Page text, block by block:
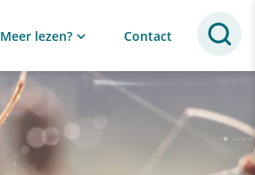
Meer lezen? Contact